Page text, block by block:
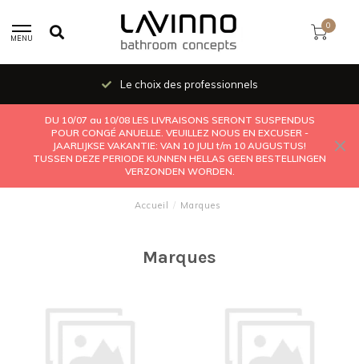
MENU
0
Le choix des professionnels
DU 10/07 au 10/08 LES LIVRAISONS SERONT SUSPENDUS
POUR CONGÉ ANUELLE. VEUILLEZ NOUS EN EXCUSER -
JAARLIJKSE VAKANTIE: VAN 10 JULI t/m 10 AUGUSTUS!
TUSSEN DEZE PERIODE KUNNEN HELLAS GEEN BESTELLINGEN
VERZONDEN WORDEN.
Accueil / Marques
Marques